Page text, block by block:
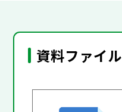
資料ファイル